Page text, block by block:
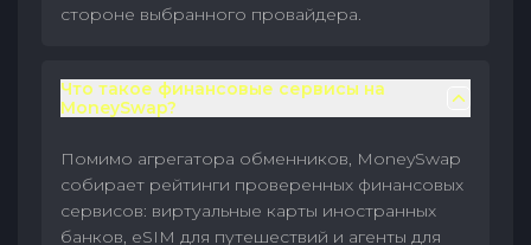
стороне выбранного провайдера.
Что такое финансовые сервисы на
MoneySwap?
Помимо агрегатора обменников, MoneySwap
собирает рейтинги проверенных финансовых
сервисов: виртуальные карты иностранных
банков, eSIM для путешествий и агенты для